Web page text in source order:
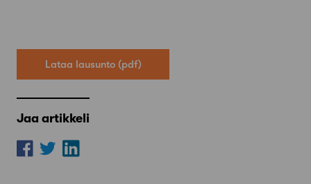
Lataa lausunto
Jaa artikkeli